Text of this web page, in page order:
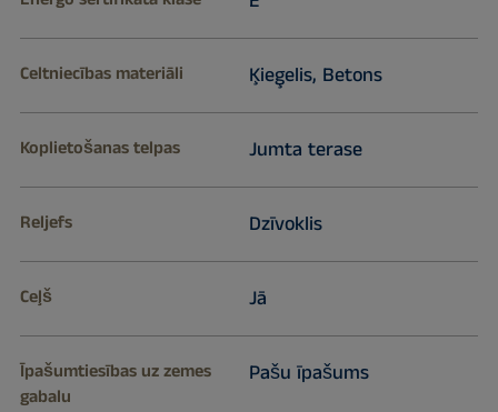
Celtniecības materiāli Ķieģelis, Betons
Koplietošanas telpas Jumta terase
Reljefs Dzīvoklis
Ceļš Jā
Īpašumtiesības uz zemes
gabalu
Pašu īpašums